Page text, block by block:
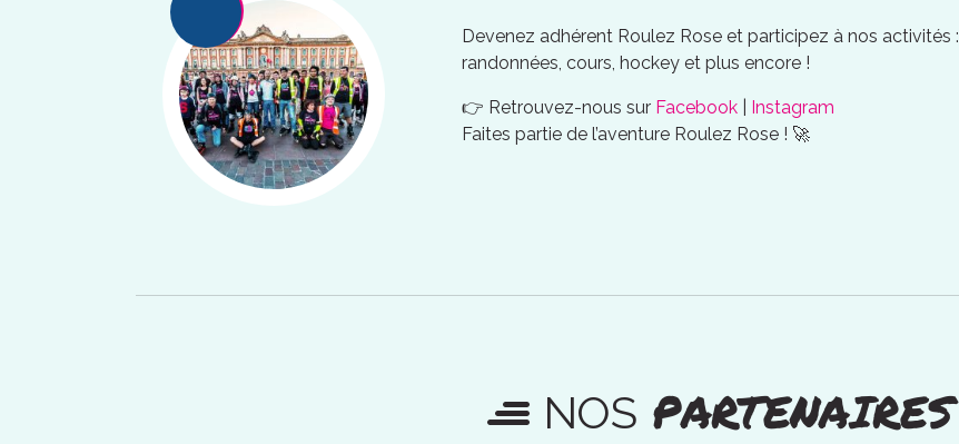
Devenez adhérent Roulez Rose et participez à nos activités :
randonnées, cours, hockey et plus encore !
👉 Retrouvez-nous sur Facebook
Instagram
Faites partie de l’aventure Roulez Rose ! 🚀
NOSPARTENAIRES